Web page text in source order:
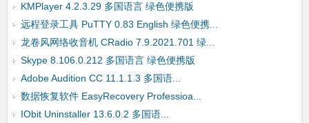
KMPlayer 4.2.3.29 多国语言 绿色便携版
远程登录工具 PuTTY 0.83 English 绿色便携...
龙卷风网络收音机 CRadio 7.9.2021.701 绿...
Skype 8.106.0.212 多国语言 绿色便携版
Adobe Audition CC 11.1.1.3 多国语...
数据恢复软件 EasyRecovery Professioa...
IObit Uninstaller 13.6.0.2 多国语...